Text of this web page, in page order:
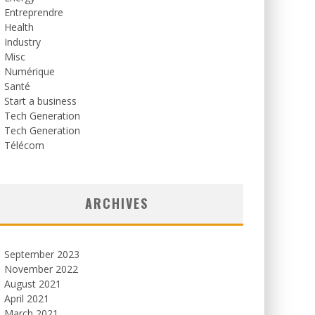
Entreprendre
Health
Industry
Misc
Numérique
Santé
Start a business
Tech Generation
Tech Generation
Télécom
ARCHIVES
September 2023
November 2022
August 2021
April 2021